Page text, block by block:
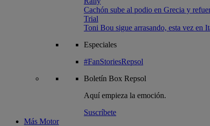
Cachón sube al podio en Grecia y
Trial
Toni Bou sigue arrasando, esta vez en
Especiales
#FanStoriesRepsol
Boletín Box Repsol
Aquí empieza la emoción.
Suscríbete
Más Motor